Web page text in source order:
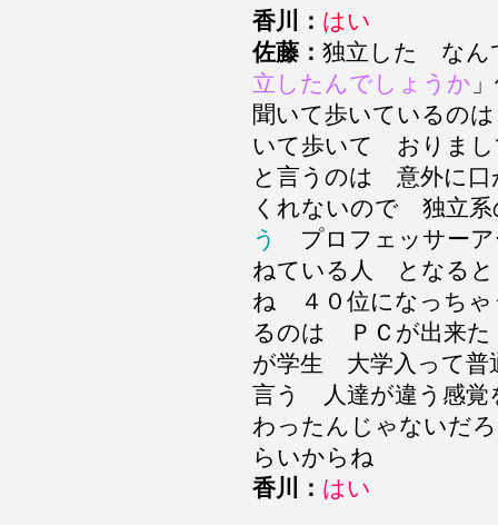
香川： はい
佐藤： 独立した なん
立したんでしょうか
聞いて歩いている
いて歩いて おりま
と言うのは 意外に
くれないので 独立
う プロフェッサー
ねている人 となる
ね ４０位になっち
るのは ＰＣが出来
が学生 大学入って普
言う 人達が違う感覚
わったんじゃないだ
らいからね
香川： はい